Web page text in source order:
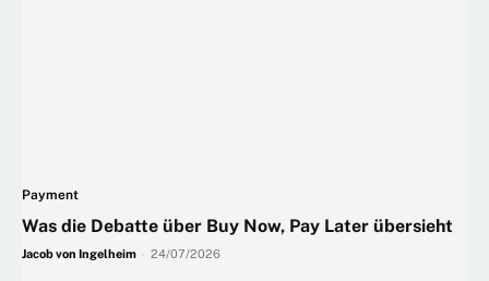
Payment
Was die Debatte über Buy Now, Pay Later übersieht
Jacob von Ingelheim 24/07/2026